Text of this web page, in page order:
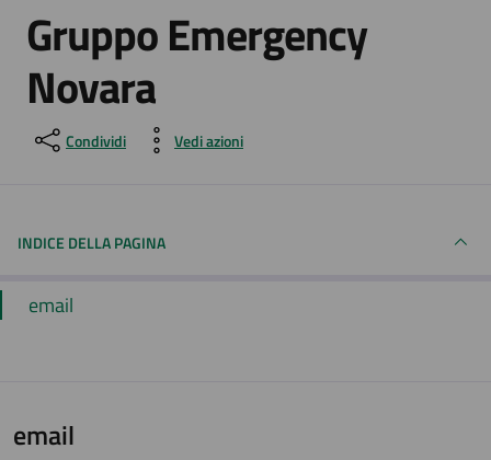
Gruppo Emergency
Novara
Condividi Vedi azioni
INDICE DELLA PAGINA
email
email